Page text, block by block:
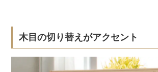
木目の切り替えがアクセント